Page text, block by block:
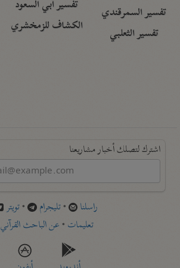
تفسير السمرقندي
تفسير الثعلبي
تفسير أبي السعود
الكشاف للزمخشري
اشترك لتصلك أخبار مشاريعنا
راسلنا •تليجرام •تويتر
تعليمات •عن الباحث القرآني